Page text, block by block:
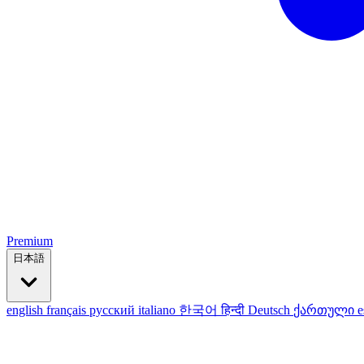
Premium
日本語
english français русский italiano 한국어हिन्दी Deutsch ქართული